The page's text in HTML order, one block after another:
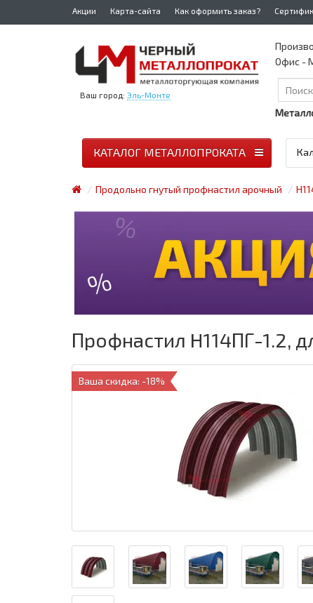
Акции Карта-сайта Как оформить заказ?
Ваш город: Эль-Монте
Офис -
КАТАЛОГ МЕТАЛЛОПРОКАТА
Продольно гнутый профнастил арочный
Профнастил H114ПГ-1.2,
Ваша скидка: -18%